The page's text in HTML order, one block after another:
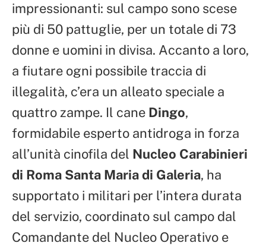
impressionanti: sul campo sono scese
più di 50 pattuglie, per un totale di 73
donne e uomini in divisa. Accanto a loro,
a fiutare ogni possibile traccia di
illegalità, c’era un alleato speciale a
quattro zampe. Il cane Dingo,
formidabile esperto antidroga in forza
all’unità cinofila del Nucleo Carabinieri
di Roma Santa Maria di Galeria, ha
supportato i militari per l’intera durata
del servizio, coordinato sul campo dal
Comandante del Nucleo Operativo e